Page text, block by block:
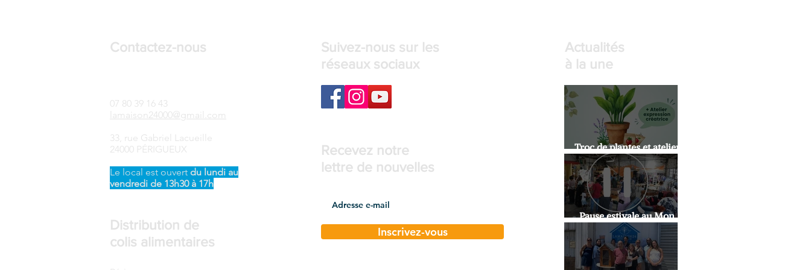
Contactez-nous
07 80 39 16 43
lamaison24000@gmail.com
33, rue Gabriel Lacueille
24000 PÉRIGUEUX
Le local est ouvert ​ du lundi au
vendredi de 13h30 à 17h
Distribution de
colis alimentaires
Suivez-nous sur les
réseaux sociaux
Recevez notre
lettre de nouvelles
Inscrivez-vous
Actualités
à la une
Troc de plantes et atelier
expression artistique
Pause estivale au Mon
Doux Café